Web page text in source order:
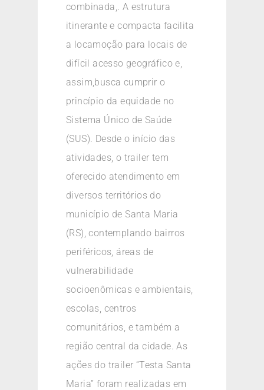
combinada,. A estrutura
itinerante e compacta facilita
a locamoção para locais de
difícil acesso geográfico e,
assim,busca cumprir o
princípio da equidade no
Sistema Único de Saúde
(SUS). Desde o início das
atividades, o trailer tem
oferecido atendimento em
diversos territórios do
município de Santa Maria
(RS), contemplando bairros
periféricos, áreas de
vulnerabilidade
socioenômicas e ambientais,
escolas, centros
comunitários, e também a
região central da cidade. As
ações do trailer “Testa Santa
Maria” foram realizadas em